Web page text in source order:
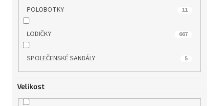
POLOBOTKY 11
LODIČKY 667
SPOLEČENSKÉ SANDÁLY 5
Velikost